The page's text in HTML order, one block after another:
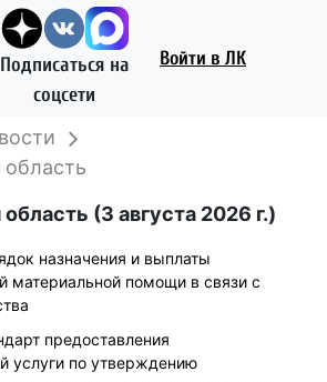
Подписаться на
соцсети
Войти в ЛК
(3 августа 2026 г.)
назначения и выплаты
материальной помощи в связи с
предоставления
услуги по утверждению